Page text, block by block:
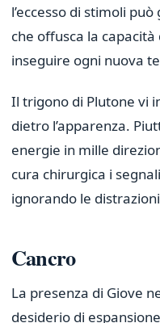
l’eccesso di stimoli
che offusca la
inseguire ogni nuova
Il trigono di Plutone vi
dietro l’apparenza.
energie in mille
cura chirurgica i
ignorando le
Cancro
La presenza di Giove
desiderio di